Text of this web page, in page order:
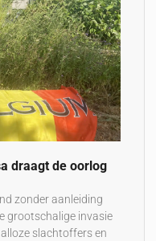
draagt de oorlog
zonder aanleiding
grootschalige invasie
slachtoffers en